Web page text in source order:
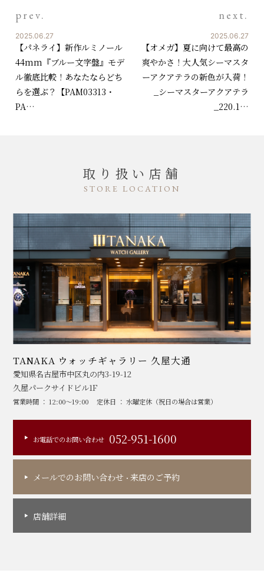
prev.
2025.06.27
【パネライ】新作ルミノール
44mm『ブルー文字盤』モデ
ル徹底比較！あなたならどち
らを選ぶ？【PAM03313・
PA…
next.
2025.06.27
【オメガ】夏に向けて最高の
爽やかさ！大人気シーマスタ
ーアクアテラの新色が入荷！
_シーマスターアクアテラ
_220.1…
取り扱い店舗
STORE LOCATION
TANAKA ウォッチギャラリー 久屋大通
愛知県名古屋市中区丸の内3-19-12
久屋パークサイドビル1F
営業時間 ： 12:00～19:00 定休日 ： 水曜定休（祝日の場合は営業）
お電話でのお問い合わせ 052-951-1600
メールでのお問い合わせ ・来店のご予約
店舗詳細